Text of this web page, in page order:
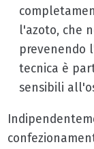
l'azoto, che
prevenendo
tecnica è
sensibili